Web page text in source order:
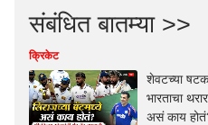
संबंधित बातम्या >>
क्रिकेट
शेवटच्या
भारताचा
असं काय